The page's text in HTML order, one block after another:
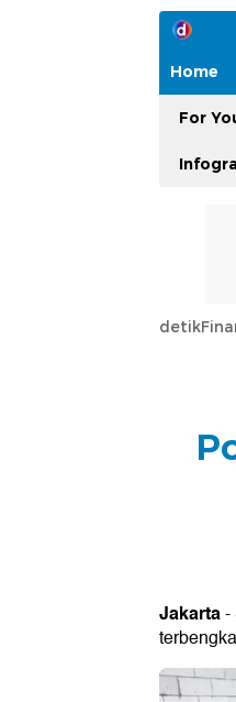
Home
For
Jakarta-